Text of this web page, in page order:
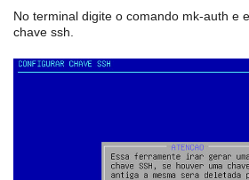
No terminal digite o comando mk-auth e
chave ssh.